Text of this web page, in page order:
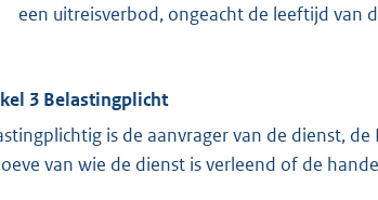
een uitreisverbod, ongeacht de leeftijd van
3 Belastingplicht
is de aanvrager van de dienst,
van wie de dienst is verleend of de